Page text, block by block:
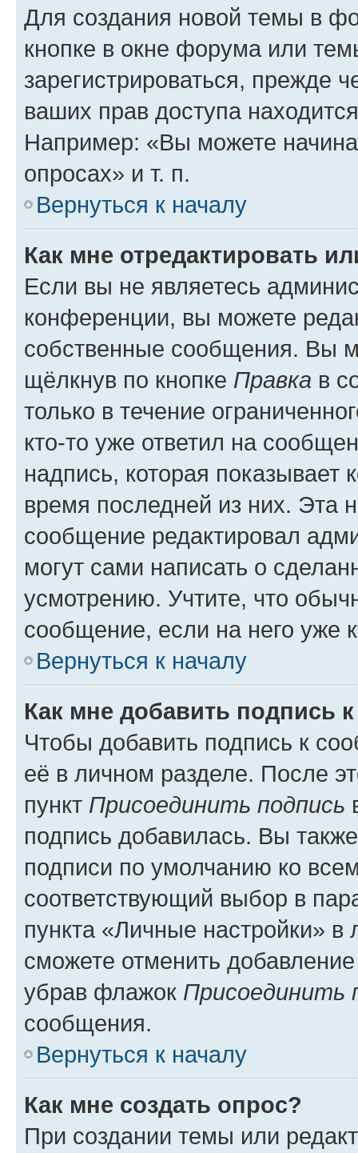
Для создания новой темы в
кнопке в окне форума или
зарегистрироваться, прежде
ваших прав доступа
Например: «Вы можете
опросах» и т. п.
Вернуться к началу
Как мне отредактировать
Если вы не являетесь
конференции, вы можете
собственные сообщения. Вы
щёлкнув по кнопке Правка в
только в течение
кто-то уже ответил на
надпись, которая показывает
время последней из них. Эта
сообщение редактировал
могут сами написать о
усмотрению. Учтите, что
сообщение, если на него уже
Вернуться к началу
Как мне добавить подпись
Чтобы добавить подпись к
её в личном разделе. После
пункт Присоединить подпись
подпись добавилась. Вы
подписи по умолчанию ко
соответствующий выбор в
пункта «Личные настройки»
сможете отменить
убрав флажок Присоединить
сообщения.
Вернуться к началу
Как мне создать опрос?
При создании темы или